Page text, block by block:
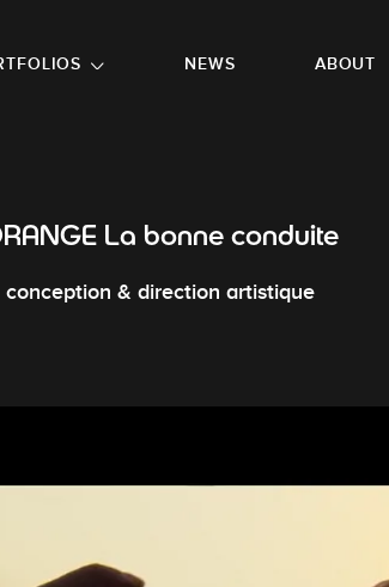
NEWS ABOUT
La bonne conduite
conception & direction artistique